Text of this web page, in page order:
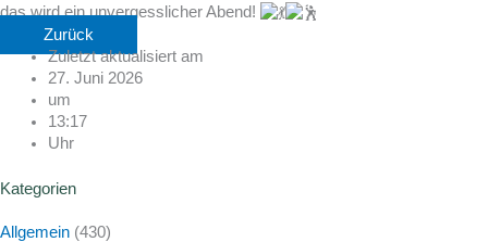
das wird ein unvergesslicher Abend!
Zurück
Zuletzt aktualisiert am
27. Juni 2026
um
13:17
Uhr
Kategorien
Allgemein (430)